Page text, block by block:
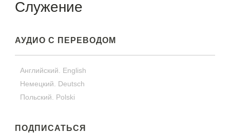
Служение
АУДИО С ПЕРЕВОДОМ
Английский. English
Немецкий. Deutsch
Польский. Polski
ПОДПИСАТЬСЯ